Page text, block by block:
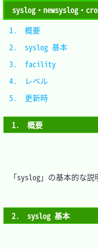
syslog・newsyslog・
1.　概要
「syslog」の基本的な説
2.　syslog 基本